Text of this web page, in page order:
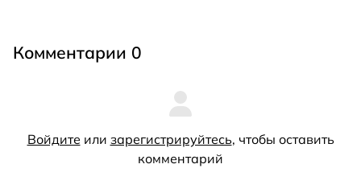
Комментарии 0
Войдите или зарегистрируйтесь, чтобы оставить
комментарий